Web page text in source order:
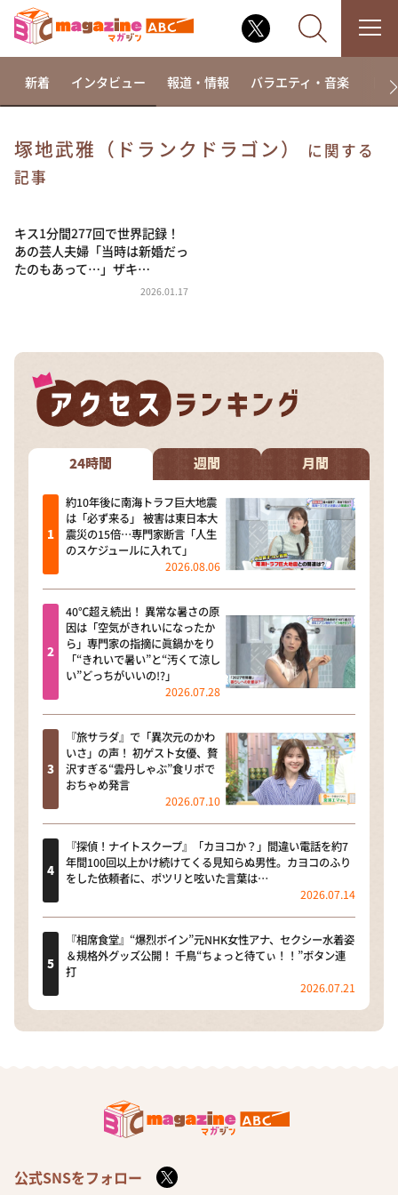
これ余談なんですけど・・・
～人生密着トークバラエティ！～ やすとものいたっ
て真剣です
DAIGOも台所 ～きょうの献立 何にする？～
朝だ！生です旅サラダ
教えて！ニュースライブ 正義のミカタ
ＬＩＦＥ～夢のカタチ～
新婚さんいらっしゃい！
ポツンと一軒家
ザキ山小屋本館
ぺこぱのまるスポ
アナ回覧板
新着 インタビュー 報道・情報 バラエティ・音楽 ド
塚地武雅（ドランクドラゴン）
に関する
記事
キス1分間277回で世界記録！
あの芸人夫婦「当時は新婚だっ
たのもあって…」ザキ…
2026.01.17
24時間 週間 月間
約10年後に南海トラフ巨大地震
は「必ず来る」 被害は東日本大
震災の15倍…専門家断言「人生
のスケジュールに入れて」
2026.08.06
40℃超え続出！ 異常な暑さの原
因は「空気がきれいになったか
ら」専門家の指摘に眞鍋かをり
「“きれいで暑い”と“汚くて涼し
い”どっちがいいの!?」
2026.07.28
『旅サラダ』で「異次元のかわ
いさ」の声！ 初ゲスト女優、贅
沢すぎる“雲丹しゃぶ”食リポで
おちゃめ発言
2026.07.10
『探偵！ナイトスクープ』「カヨコか？」間違い電話を約7
年間100回以上かけ続けてくる見知らぬ男性。カヨコのふり
をした依頼者に、ポツリと呟いた言葉は…
2026.07.14
『相席食堂』“爆烈ボイン”元NHK女性アナ、セクシー水着姿
＆規格外グッズ公開！ 千鳥“ちょっと待てぃ！！”ボタン連
打
2026.07.21
公式SNSをフォロー